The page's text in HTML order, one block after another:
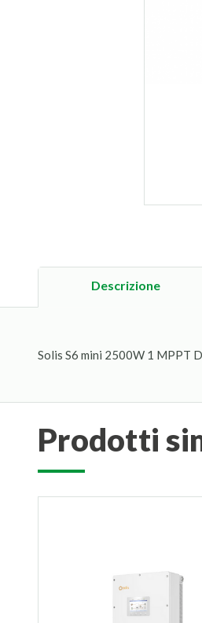
Descrizione
Solis S6 mini 2500W 1 MPPT
prodotti